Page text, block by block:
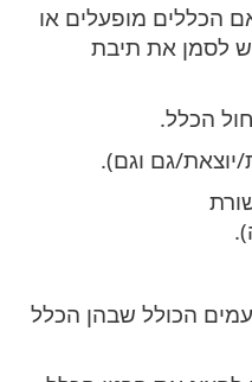
הכללים מופעלים או
לסמן את תיבת
הכלל.
יוצאת/גם וגם).
הכולל שבהן הכלל